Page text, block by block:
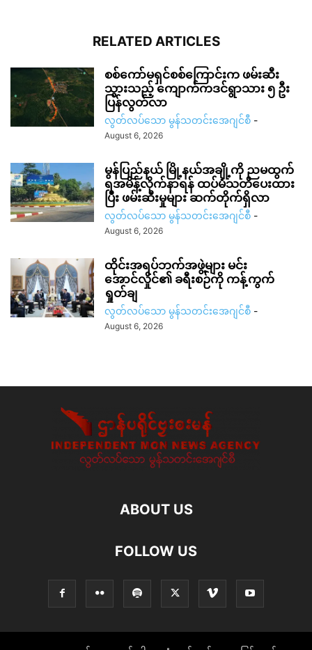
RELATED ARTICLES
စစ်ကော်မရှင်စစ်ကြောင်းက ဖမ်းဆီး
သွားသည့် ကျောက်ကဒင်ရွာသား ၅ ဦး
ပြန်လွတ်လာ
လွတ်လပ်သော မွန်သတင်းအေဂျင်စီ -
August 6, 2026
မွန်ပြည်နယ် မြို့နယ်အချို့ကို ညမထွက်
ရအမိန့်လိုက်နာရန် ထပ်မံသတိပေးထား
ပြီး ဖမ်းဆီးမှုများ ဆက်တိုက်ရှိလာ
လွတ်လပ်သော မွန်သတင်းအေဂျင်စီ -
August 6, 2026
ထိုင်းအရပ်ဘက်အဖွဲ့များ မင်း
အောင်လှိုင်၏ ခရီးစဉ်ကို ကန့်ကွက်
ရှုတ်ချ
လွတ်လပ်သော မွန်သတင်းအေဂျင်စီ -
August 6, 2026
ABOUT US
FOLLOW US